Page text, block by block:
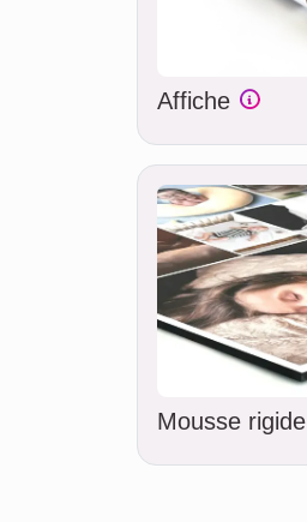
Affiche
Mousse rigide